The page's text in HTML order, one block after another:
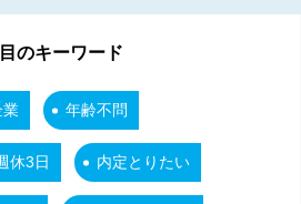
のキーワード
業 年齢不問
休3日 内定とりたい